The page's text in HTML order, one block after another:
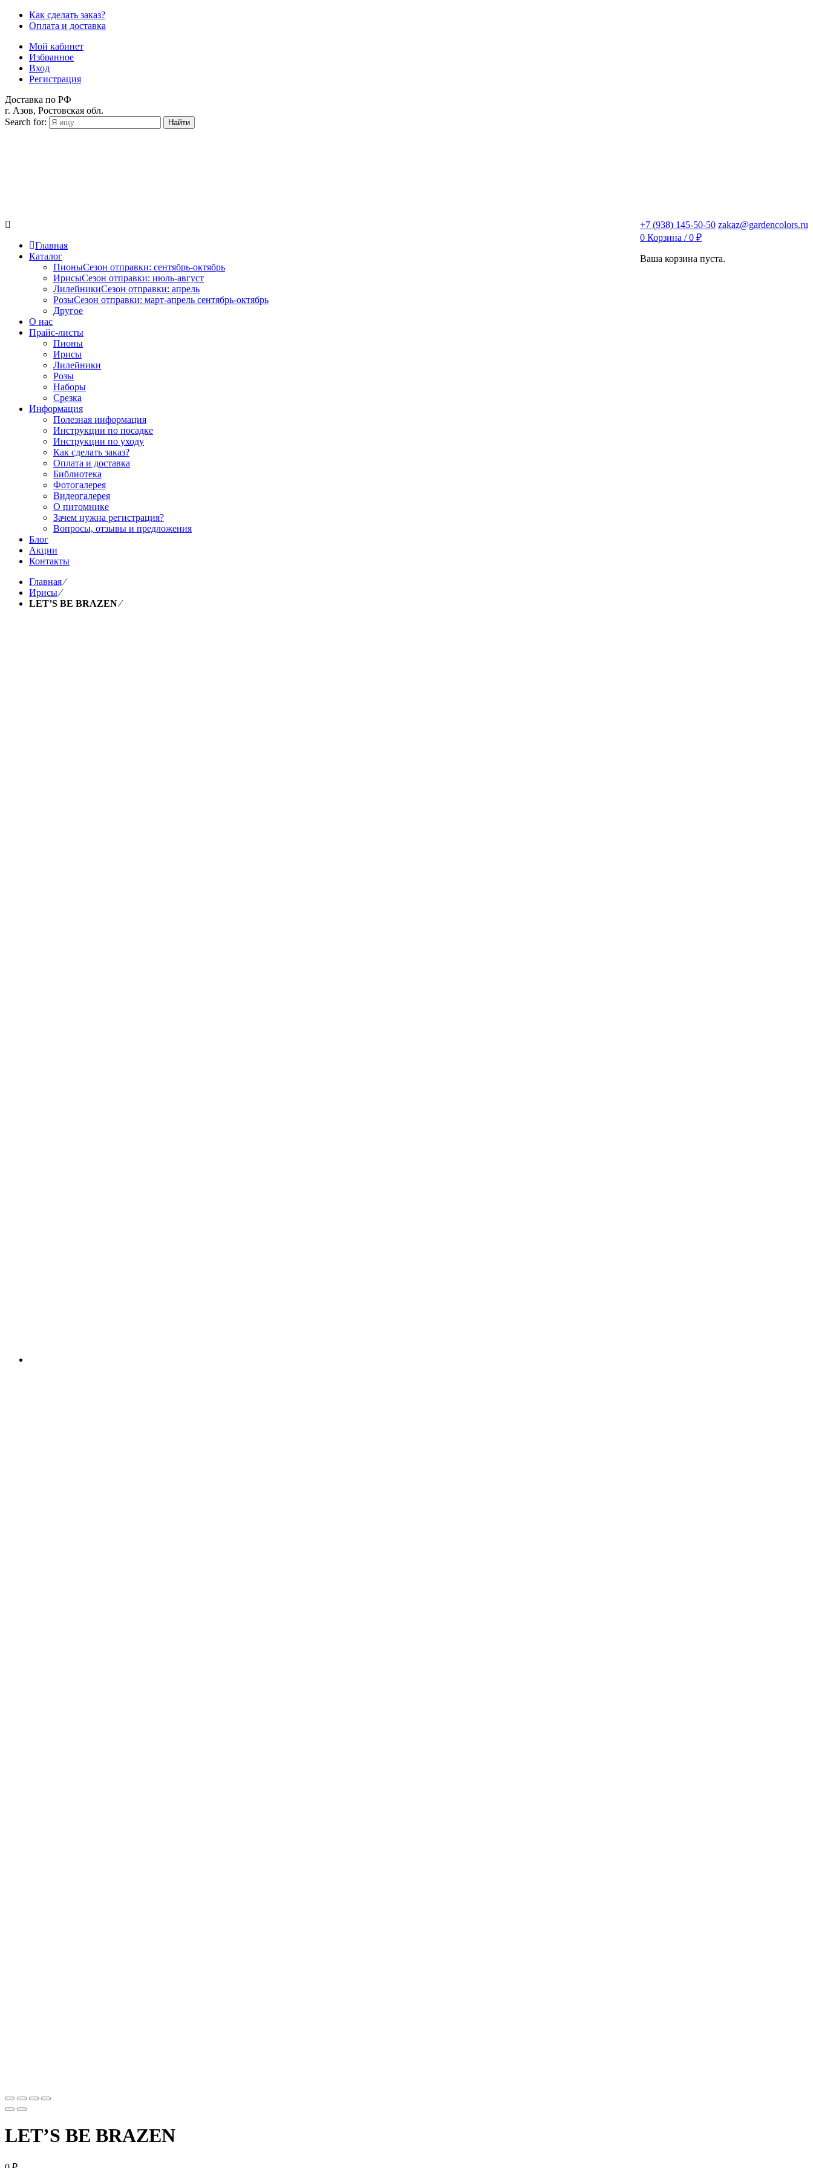
Как сделать заказ?
Оплата и доставка
Мой кабинет
Избранное
Вход
Регистрация
Доставка по РФ
г. Азов, Ростовская обл.
Search for:
Найти
+7 (938) 145-50-50 zakaz@gardencolors.ru
0 Корзина /0 ₽
Ваша корзина пуста.
Главная
Каталог
ПионыСезон отправки: сентябрь-октябрь
ИрисыСезон отправки: июль-август
ЛилейникиСезон отправки: апрель
РозыСезон отправки: март-апрель сентябрь-октябрь
Другое
О нас
Прайс-листы
Пионы
Ирисы
Лилейники
Розы
Наборы
Срезка
Информация
Полезная информация
Инструкции по посадке
Инструкции по уходу
Как сделать заказ?
Оплата и доставка
Библиотека
Фотогалерея
Видеогалерея
О питомнике
Зачем нужна регистрация?
Вопросы, отзывы и предложения
Блог
Акции
Контакты
Главная⁄
Ирисы⁄
LET’S BE BRAZEN⁄
LET’S BE BRAZEN